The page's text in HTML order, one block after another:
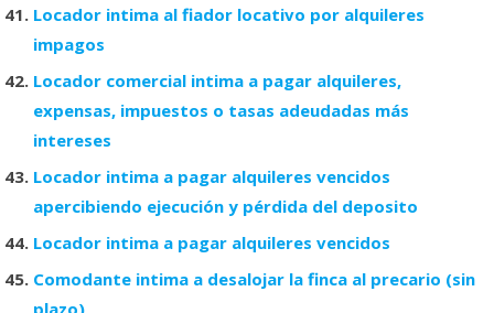
Locador intima al fiador locativo por alquileres
impagos
Locador comercial intima a pagar alquileres,
expensas, impuestos o tasas adeudadas más
intereses
Locador intima a pagar alquileres vencidos
apercibiendo ejecución y pérdida del deposito
Locador intima a pagar alquileres vencidos
Comodante intima a desalojar la finca al precario (sin
plazo)